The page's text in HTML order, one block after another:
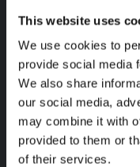
This website uses
We use cookies to
provide social media
We also share
our social media,
may combine it with
provided to them or
of their services.
Ce contenu est
S'inscrire en